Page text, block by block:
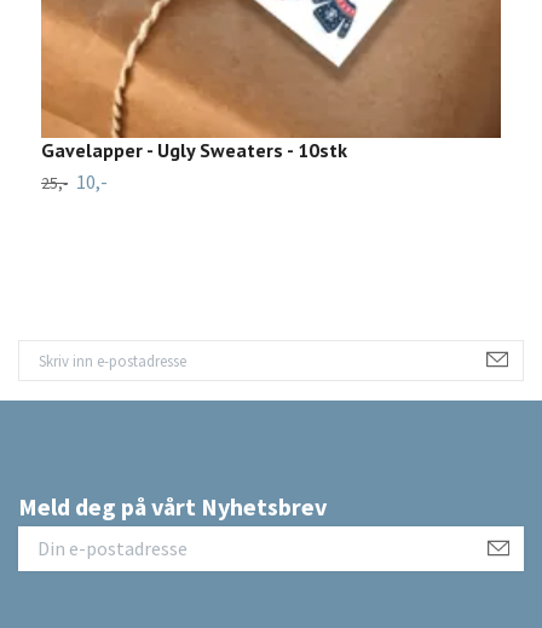
Gavelapper - Ugly Sweaters - 10stk
25,- 10,-
Meld deg på vårt Nyhetsbrev